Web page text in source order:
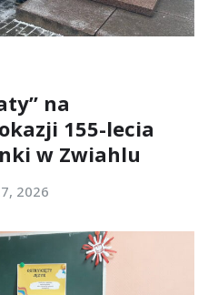
na
155-lecia
w Zwiahlu
2026